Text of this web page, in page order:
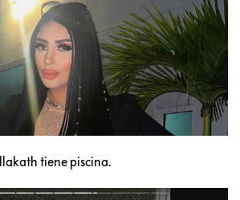
tiene piscina.